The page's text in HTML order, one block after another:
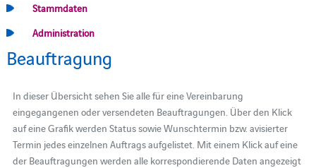
Stammdaten
Administration
Beauftragung
In dieser Übersicht sehen Sie alle für eine Vereinbarung
eingegangenen oder versendeten Beauftragungen. Über den Klick
auf eine Grafik werden Status sowie Wunschtermin bzw. avisierter
Termin jedes einzelnen Auftrags aufgelistet. Mit einem Klick auf eine
der Beauftragungen werden alle korrespondierende Daten angezeigt